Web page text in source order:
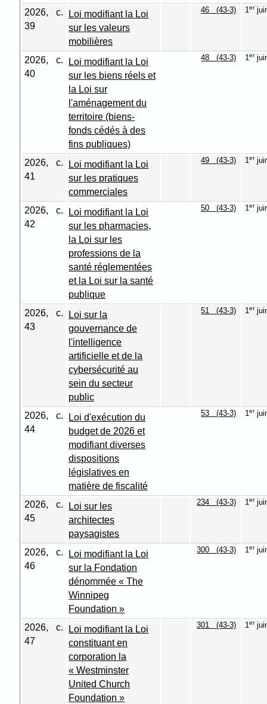
2026, c.
39
Loi modifiant la Loi
sur les valeurs
mobilières
46 (43-3) 1er
2026, c.
40
Loi modifiant la Loi
sur les biens réels et
la Loi sur
l'aménagement du
territoire (biens-
fonds cédés à des
fins publiques)
48 (43-3) 1er
2026, c.
41
Loi modifiant la Loi
sur les pratiques
commerciales
49 (43-3) 1er
2026, c.
42
Loi modifiant la Loi
sur les pharmacies,
la Loi sur les
professions de la
santé réglementées
et la Loi sur la santé
publique
50 (43-3) 1er
2026, c.
43
Loi sur la
gouvernance de
l'intelligence
artificielle et de la
cybersécurité au
sein du secteur
public
51 (43-3) 1er
2026, c.
44
Loi d'exécution du
budget de 2026 et
modifiant diverses
dispositions
législatives en
matière de fiscalité
53 (43-3) 1er
2026, c.
45
Loi sur les
architectes
paysagistes
234 (43-3) 1er
2026, c.
46
Loi modifiant la Loi
sur la Fondation
dénommée « The
Winnipeg
Foundation »
300 (43-3) 1er
2026, c.
47
Loi modifiant la Loi
constituant en
corporation la
« Westminster
United Church
Foundation »
301 (43-3) 1er